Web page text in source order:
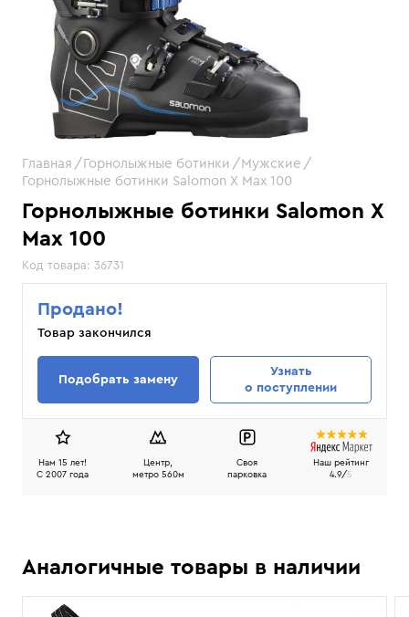
Горнолыжные ботинки Salomon X
Max 100
Код товара: 36731
Главная Горнолыжные ботинки
Мужские
Горнолыжные ботинки Salomon X Max 100
Продано!
Товар закончился
Подобрать замену
Узнать
о поступлении
Нам 15 лет!
C 2007 года
Центр,
метро 560м
Своя
парковка
Наш рейтинг
4.9/5
Аналогичные товары в наличии